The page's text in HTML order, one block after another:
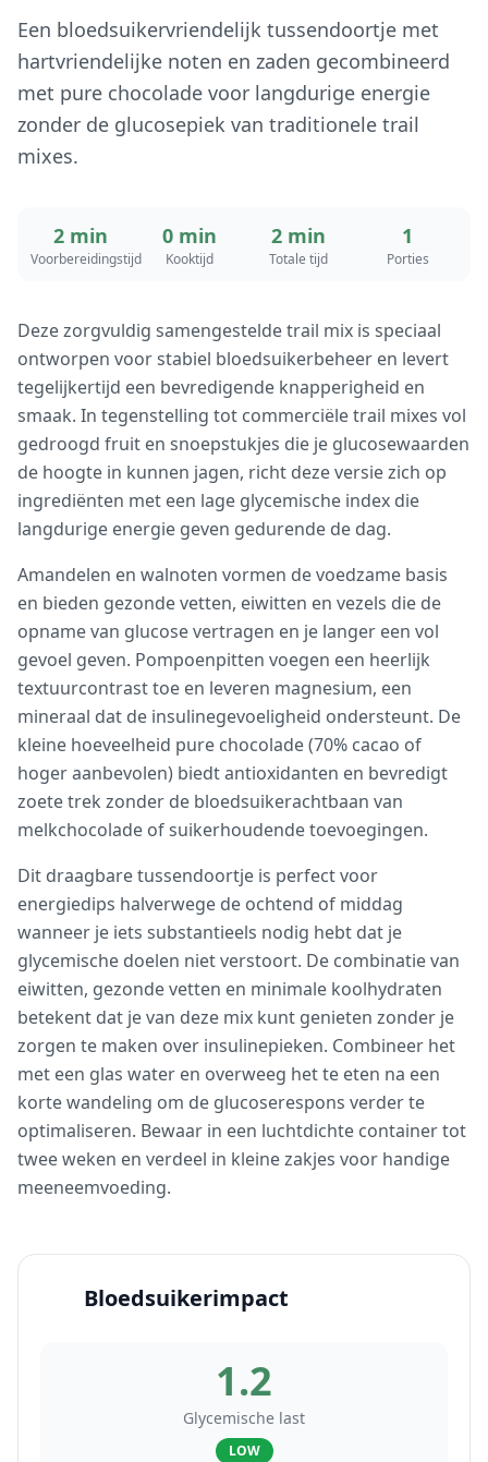
Een bloedsuikervriendelijk tussendoortje met
hartvriendelijke noten en zaden gecombineerd
met pure chocolade voor langdurige energie
zonder de glucosepiek van traditionele trail
mixes.
2 min
Voorbereidingstijd
0 min
Kooktijd
2 min
Totale tijd
1
Porties
Deze zorgvuldig samengestelde trail mix is speciaal
ontworpen voor stabiel bloedsuikerbeheer en levert
tegelijkertijd een bevredigende knapperigheid en
smaak. In tegenstelling tot commerciële trail mixes vol
gedroogd fruit en snoepstukjes die je glucosewaarden
de hoogte in kunnen jagen, richt deze versie zich op
ingrediënten met een lage glycemische index die
langdurige energie geven gedurende de dag.
Amandelen en walnoten vormen de voedzame basis
en bieden gezonde vetten, eiwitten en vezels die de
opname van glucose vertragen en je langer een vol
gevoel geven. Pompoenpitten voegen een heerlijk
textuurcontrast toe en leveren magnesium, een
mineraal dat de insulinegevoeligheid ondersteunt. De
kleine hoeveelheid pure chocolade (70% cacao of
hoger aanbevolen) biedt antioxidanten en bevredigt
zoete trek zonder de bloedsuikerachtbaan van
melkchocolade of suikerhoudende toevoegingen.
Dit draagbare tussendoortje is perfect voor
energiedips halverwege de ochtend of middag
wanneer je iets substantieels nodig hebt dat je
glycemische doelen niet verstoort. De combinatie van
eiwitten, gezonde vetten en minimale koolhydraten
betekent dat je van deze mix kunt genieten zonder je
zorgen te maken over insulinepieken. Combineer het
met een glas water en overweeg het te eten na een
korte wandeling om de glucoserespons verder te
optimaliseren. Bewaar in een luchtdichte container tot
twee weken en verdeel in kleine zakjes voor handige
meeneemvoeding.
Bloedsuikerimpact
1.2
Glycemische last
LOW